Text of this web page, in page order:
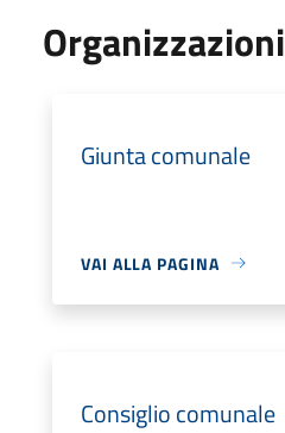
Organizzazioni
Giunta comunale
VAI ALLA PAGINA
Consiglio comunale